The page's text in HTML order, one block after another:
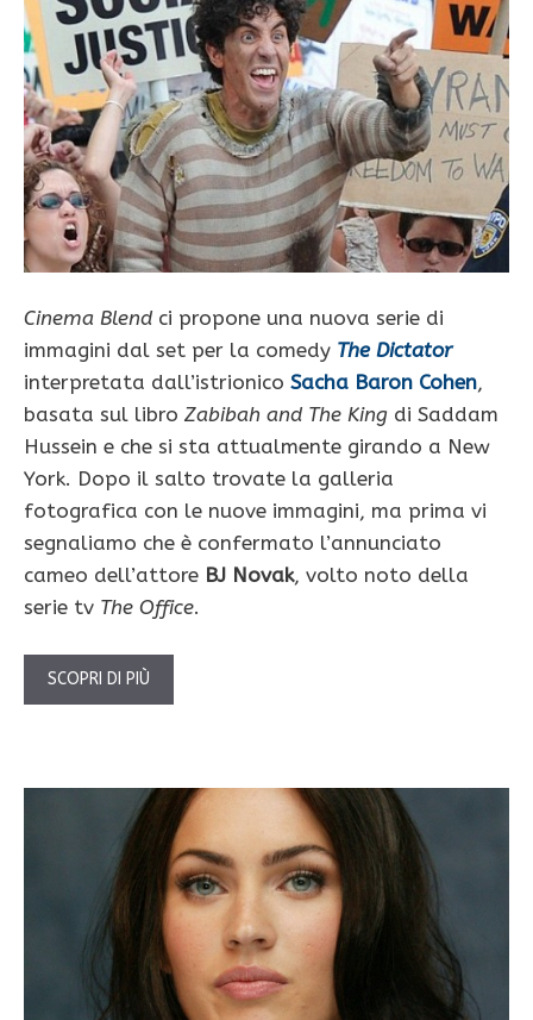
Cinema Blend ci propone una nuova serie di
immagini dal set per la comedy The Dictator
interpretata dall’istrionico Sacha Baron Cohen,
basata sul libro Zabibah and The King di Saddam
Hussein e che si sta attualmente girando a New
York. Dopo il salto trovate la galleria
fotografica con le nuove immagini, ma prima vi
segnaliamo che è confermato l’annunciato
cameo dell’attore BJ Novak, volto noto della
serie tv The Office.
SCOPRI DI PIÙ